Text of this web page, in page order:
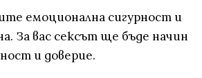
емоционална сигурност и
За вас сексът ще бъде начин
и доверие.